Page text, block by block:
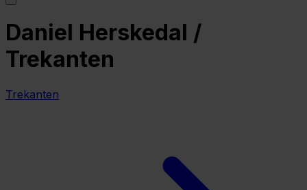
Daniel Herskedal /
Trekanten
Trekanten